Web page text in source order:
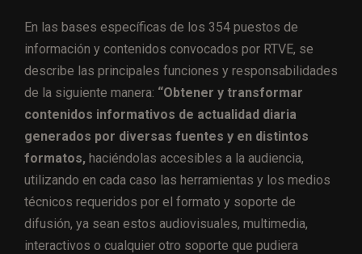
En las bases específicas de los 354 puestos de
información y contenidos convocados por RTVE, se
describe las principales funciones y responsabilidades
de la siguiente manera: “Obtener y transformar
contenidos informativos de actualidad diaria
generados por diversas fuentes y en distintos
formatos, haciéndolas accesibles a la audiencia,
utilizando en cada caso las herramientas y los medios
técnicos requeridos por el formato y soporte de
difusión, ya sean estos audiovisuales, multimedia,
interactivos o cualquier otro soporte que pudiera